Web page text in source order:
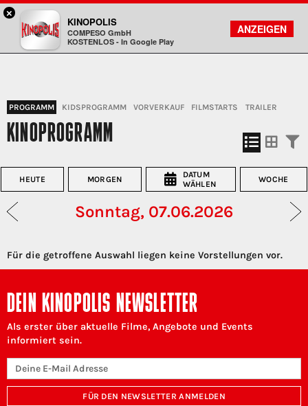
Kinopolis
FILMSUCHE
KONTO
PROGRAMM KIDSPROGRAMM VORVERKAUF FILMSTARTS TRAILER
KINOPROGRAMM
HEUTE MORGEN
DATUM
WÄHLEN
WOCHE
Sonntag, 07.06.2026
Für die getroffene Auswahl liegen keine Vorstellungen vor.
DEIN KINOPOLIS NEWSLETTER
Als erster über aktuelle Filme, Angebote und Events
informiert sein.
FÜR DEN NEWSLETTER ANMELDEN
×
KINOPOLIS
COMPESO GmbH
KOSTENLOS - In Google Play
ANZEIGEN